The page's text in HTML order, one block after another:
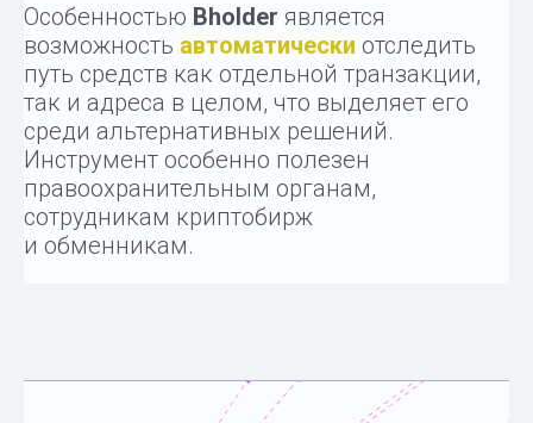
Особенностью Bholder является
возможность автоматически отследить
путь средств как отдельной транзакции,
так и адреса в целом, что выделяет его
среди альтернативных решений.
Инструмент особенно полезен
правоохранительным органам,
сотрудникам криптобирж
и обменникам.